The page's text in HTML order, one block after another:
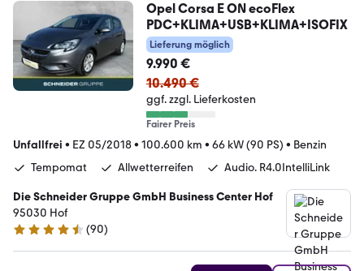
Opel Corsa E ON ecoFlex
PDC+KLIMA+USB+KLIMA+ISOFIX
Lieferung möglich
9.990 €
10.490 €
ggf. zzgl. Lieferkosten
Fairer Preis
Unfallfrei • EZ 05/2018• 100.600 km • 66 kW (90 PS) • Benzin
Tempomat
Allwetterreifen Audio. R4.0IntelliLink
Die Schneider Gruppe GmbH Business Center Hof
95030 Hof
4.6 Sterne
(90)